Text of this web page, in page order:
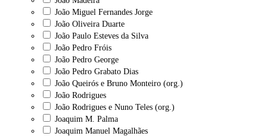
João Miguel Fernandes Jorge
João Oliveira Duarte
João Paulo Esteves da Silva
João Pedro Fróis
João Pedro George
João Pedro Grabato Dias
João Queirós e Bruno Monteiro (org.)
João Rodrigues
João Rodrigues e Nuno Teles (org.)
Joaquim M. Palma
Joaquim Manuel Magalhães